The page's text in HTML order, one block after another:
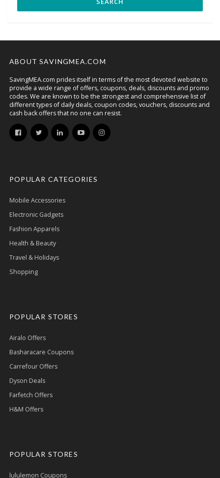
ABOUT SAVINGMEA.COM
SavingMEA.com prides itself in terms of the most devoted website to
provide a wide range of offers, coupons, deals, discounts and promo
codes. We are known to be the strongest and comprehensive list of
different types of daily deals, coupon codes, vouchers, discounts and
cash back offers that no one can resist.
POPULAR CATEGORIES
Mobile Accessories
Electronic Gadgets
Fashion Apparels
Health & Beauty
Travel & Holidays
Shopping
POPULAR STORES
Airalo Offers
Basharacare Coupons
Carrefour Offers
Dyson Deals
Farfetch Offers
H&M Offers
POPULAR STORES
lululemon Coupons